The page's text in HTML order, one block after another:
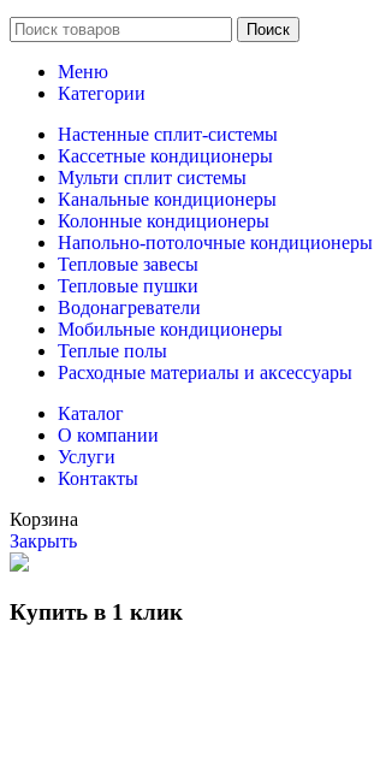
Поиск
Меню
Категории
Настенные сплит-системы
Кассетные кондиционеры
Мульти сплит системы
Канальные кондиционеры
Колонные кондиционеры
Напольно-потолочные кондиционеры
Тепловые завесы
Тепловые пушки
Водонагреватели
Мобильные кондиционеры
Теплые полы
Расходные материалы и аксессуары
Каталог
О компании
Услуги
Контакты
Корзина
Закрыть
Купить в 1 клик